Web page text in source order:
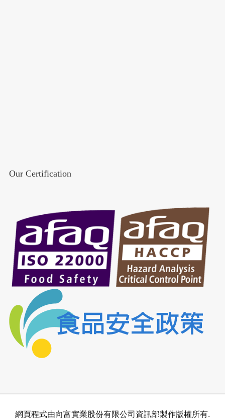
Our Certification
網頁程式由向富實業股份有限公司資訊部製作版權所有.